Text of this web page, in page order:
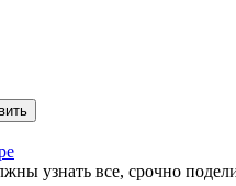
узнать все, срочно